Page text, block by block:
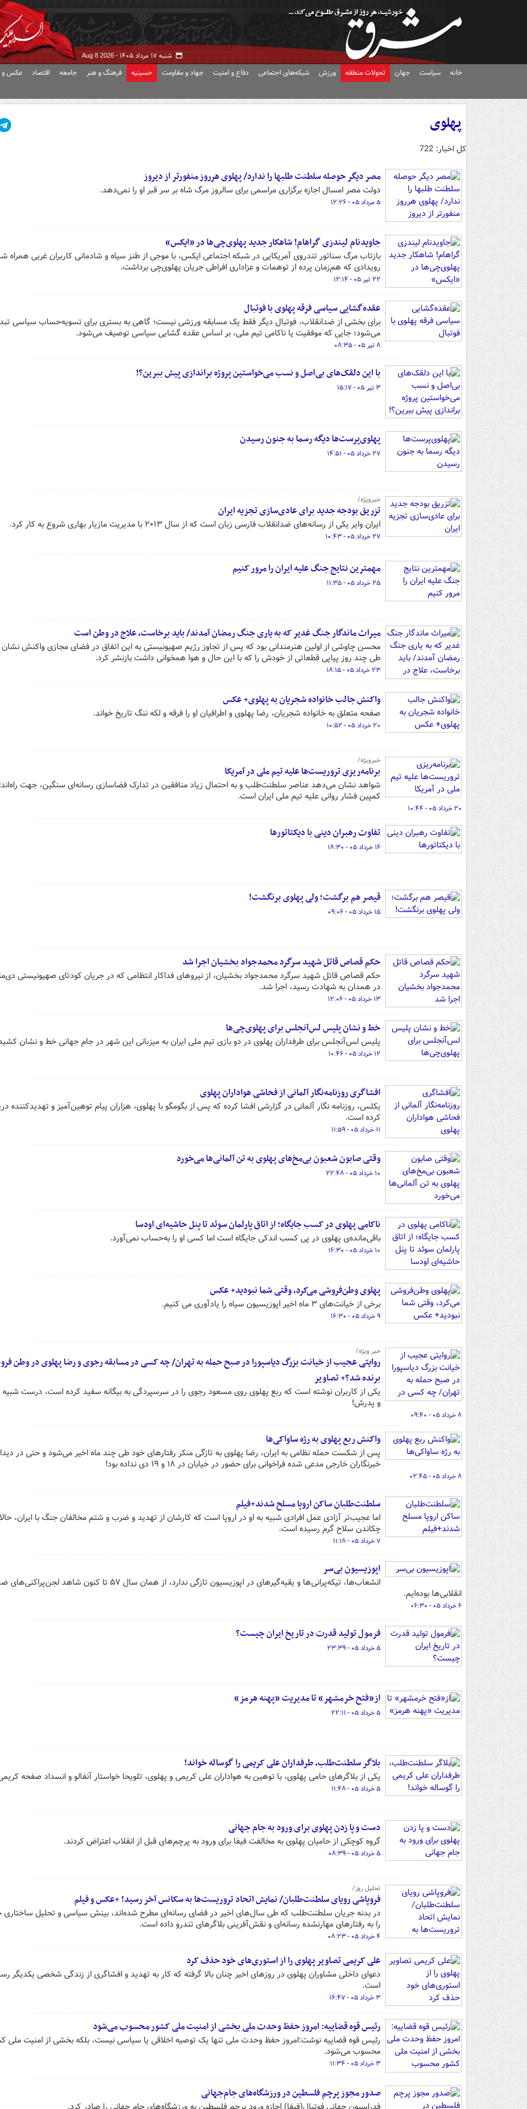
شنبه ۱۷ مرداد ۱۴۰۵ - Aug 8 2026
خانه سیاست جهان تحولات منطقه ورزش شبکه‌های اجتماعی دفاع و امنیت جهاد و مقاومت حسینیه فرهنگ و هنر جامعه اقتصاد عکس و
پهلوی
کل اخبار: 722
مصر دیگر حوصله سلطنت طلبها را ندارد/ پهلوی هرروز منفورتر از دیروز
دولت مصر امسال اجازه برگزاری مراسمی برای سالروز مرگ شاه بر سر قبر او را نمی‌دهد.
۵ مرداد ۰۵ - ۱۲:۲۶
جاویدنام لیندزی گراهام! شاهکار جدید پهلوی‌چی‌ها در «ایکس»
بازتاب‌ مرگ سناتور تندروی آمریکایی در شبکه اجتماعی ایکس، با موجی از طنز سیاه و شادمانی کاربران غربی همراه
رویدادی که هم‌زمان پرده از توهمات و عزاداری افراطی جریان پهلوی‌چی برداشت.
۲۲ تیر ۰۵ - ۱۲:۱۴
عقده‌گشایی سیاسی فرقه پهلوی با فوتبال
برای بخشی از ضدانقلاب، فوتبال دیگر فقط یک مسابقه ورزشی نیست؛ گاهی به بستری برای تسویه‌حساب سیاسی
می‌شود؛ جایی که موفقیت یا ناکامی تیم ملی، بر اساس عقده گشایی سیاسی توصیف می‌شود.
۸ تیر ۰۵ - ۰۸:۳۵
با این دلقک‌های بی‌اصل و نسب می‌خواستین پروژه براندازی پیش ببرین؟!
۳ تیر ۰۵ - ۱۵:۱۷
پهلوی‌پرست‌ها دیگه رسما به جنون رسیدن
۲۷ خرداد ۰۵ - ۱۴:۵۱
خبرویژه/
تزریق بودجه جدید برای عادی‌سازی تجزیه ایران
ایران وایر یکی از رسانه‌های ضدانقلاب فارسی زبان است که از سال ۲۰۱۳ با مدیریت مازیار بهاری شروع به کار کرد.
۲۷ خرداد ۰۵ - ۱۰:۴۳
مهمترین نتایج جنگ علیه ایران را مرور کنیم
۲۵ خرداد ۰۵ - ۱۱:۳۵
میراث ماندگار جنگ غدیر که به یاری جنگ رمضان آمدند/ باید برخاست، علاج در وطن است
محسن چاوشی از اولین هنرمندانی بود که پس از تجاوز رژیم صهیونیستی به این اتفاق در فضای مجازی واکنش نشان
طی چند روز پیاپی قطعاتی از خودش را که با این حال و هوا همخوانی داشت بازنشر کرد.
۲۳ خرداد ۰۵ - ۱۸:۱۵
واکنش جالب خانواده شجریان به پهلوی+ عکس
صفحه متعلق به خانواده شجریان، رضا پهلوی و اطرافیان او را فرقه و لکه ننگ تاریخ خواند.
۲۰ خرداد ۰۵ - ۱۰:۵۲
خبرویژه/
برنامه‌ریزی تروریست‌ها علیه تیم ملی در آمریکا
شواهد نشان می‌دهد عناصر سلطنت‌طلب و به احتمال زیاد منافقین در تدارک فضاسازی رسانه‌ای سنگین، جهت
کمپین‌ فشار روانی علیه تیم ملی ایران است.
۲۰ خرداد ۰۵ - ۱۰:۴۴
تفاوت رهبران دینی با دیکتاتورها
۱۶ خرداد ۰۵ - ۱۸:۳۰
قیصر هم برگشت؛ ولی پهلوی برنگشت!
۱۵ خرداد ۰۵ - ۰۹:۰۶
حکم قصاص قاتل شهید سرگرد محمدجواد بخشیان اجرا شد
در همدان به شهادت رسید، اجرا شد.
۱۳ خرداد ۰۵ - ۱۲:۰۶
خط و نشان پلیس لس‌آنجلس برای پهلوی‌چی‌ها
پلیس لس‌آنجلس برای طرفداران پهلوی در دو بازی تیم ملی ایران به میزبانی این شهر در جام جهانی خط و نشان
۱۲ خرداد ۰۵ - ۱۰:۴۶
افشاگری روزنامه‌نگار آلمانی از فحاشی هواداران پهلوی
یکلس، روزنامه نگار آلمانی در گزارشی افشا کرده که پس از بگومگو با پهلوی، هزاران پیام توهین‌آمیز و تهدیدکننده
کرده است.
۱۱ خرداد ۰۵ - ۱۱:۵۹
وقتی صابون شعبون بی‌مخ‌های پهلوی به تن آلمانی‌ها می‌خورد
۱۰ خرداد ۰۵ - ۲۲:۴۸
ناکامی پهلوی در کسب جایگاه؛ از اتاق پارلمان سوئد تا پنل حاشیه‌ای اودسا
باقی‌مانده‌ی پهلوی در پی کسب اندکی جایگاه است اما کسی او را به‌حساب نمی‌آورد.
۱۰ خرداد ۰۵ - ۱۶:۳۰
پهلوی وطن‌فروشی می‌کرد، وقتی شما نبودید+ عکس
برخی از خیانت‌های ۳ ماه اخیر اپوزیسیون سیاه را یادآوری می کنیم.
۹ خرداد ۰۵ - ۱۶:۳۰
خبر ویژه/
روایتی عجیب از خیانت بزرگ دیاسپورا در صبح حمله به تهران/ چه کسی در مسابقه رجوی و رضا پهلوی در وطن
برنده شد؟+ تصاویر
یکی از کاربران نوشته است که ربع پهلوی روی مسعود رجوی را در سرسپردگی به بیگانه سفید کرده است، درست شبیه
و پدرش!
۸ خرداد ۰۵ - ۰۹:۴۰
واکنش ربع پهلوی به رژه ساواکی‌ها
پس از شکست حمله نظامی به ایران، رضا پهلوی به تازگی منکر رفتارهای خود طی چند ماه اخیر می‌شود و حتی در
خبرنگاران خارجی مدعی شده فراخوانی برای حضور در خیابان در ۱۸ و ۱۹ دی نداده بود!
۸ خرداد ۰۵ - ۰۲:۴۵
سلطنت‌طلبان ساکن اروپا مسلح شدند+فیلم
اما عجیب‌تر آزادی عمل افرادی شبیه به او در اروپا است که کارشان از تهدید و ضرب و شتم مخالفان جنگ با ایران،
چکاندن سلاح گرم رسیده است.
۷ خرداد ۰۵ - ۱۱:۱۸
اپوزیسیون بی‌سر
انشعاب‌ها، تیکه‌پرانی‌ها و یقیه‌گیرهای در اپوزیسیون تازگی ندارد، از همان سال ۵۷ تا کنون شاهد
انقلابی‌ها بوده‌ایم.
۶ خرداد ۰۵ - ۰۶:۳۰
فرمول تولید قدرت در تاریخ ایران چیست؟
۵ خرداد ۰۵ - ۲۳:۳۹
از«فتح خرمشهر» تا مدیریت «پهنه هرمز»
۵ خرداد ۰۵ - ۲۲:۱۱
بلاگر سلطنت‌طلب، طرفداران علی کریمی را گوساله خواند!
یکی از بلاگرهای حامی پهلوی، با توهین به هواداران علی کریمی و پهلوی، تلویحا خواستار آنفالو و انسداد صفحه
۵ خرداد ۰۵ - ۱۱:۴۸
دست و پا زدن پهلوی‌ برای ورود به جام جهانی
گروه کوچکی از حامیان پهلوی به مخالفت فیفا برای ورود به پرچم‌های قبل از انقلاب اعتراض کردند.
۵ خرداد ۰۵ - ۰۸:۳۹
تحلیل روز/
فروپاشی رویای سلطنت‌طلبان/ نمایش اتحاد تروریست‌ها به سکانس‌ آخر رسید! +عکس و فیلم
در بدنه جریان سلطنت‌طلب که طی سال‌های اخیر در فضای رسانه‌ای مطرح شده‌اند، بینش سیاسی و تحلیل ساختاری
را به رفتارهای مهارنشده رسانه‌ای و نقش‌آفرینی بلاگرهای تندرو داده است.
۴ خرداد ۰۵ - ۰۸:۲۳
علی کریمی تصاویر پهلوی را از استوری‌های خود حذف کرد
دعوای داخلی مشاوران پهلوی در روزهای اخیر چنان بالا گرفته که کار به تهدید و افشاگری از زندگی شخصی یکدیگر
است.
۳ خرداد ۰۵ - ۱۶:۴۷
رئیس قوه قضاییه: امروز حفظ وحدت ملی بخشی از امنیت ملی کشور محسوب می‌شود
رئیس قوه قضاییه نوشت:امروز حفظ وحدت ملی تنها یک توصیه اخلاقی یا سیاسی نیست، بلکه بخشی از امنیت ملی
محسوب می‌شود.
۳ خرداد ۰۵ - ۱۱:۳۴
صدور مجوز پرچم فلسطین در ورزشگاه‌های جام‌جهانی